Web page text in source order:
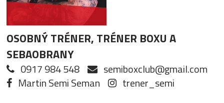
OSOBNÝ TRÉNER, TRÉNER BOXU A
SEBAOBRANY
0917 984 548
semiboxclub@gmail.com
Martin Semi Seman
trener_semi